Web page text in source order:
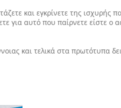
και εγκρίνετε της
αυτό που παίρνετε είστε ο
και τελικά στα πρωτότυπα